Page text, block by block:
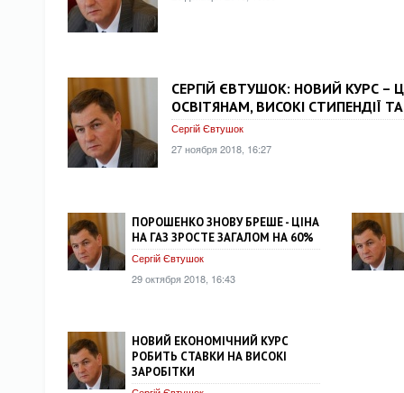
СЕРГІЙ ЄВТУШОК: НОВИЙ КУРС –
ОСВІТЯНАМ, ВИСОКІ СТИПЕНДІЇ
Сергій Євтушок
27 ноября 2018, 16:27
ПОРОШЕНКО ЗНОВУ БРЕШЕ - ЦІНА
НА ГАЗ ЗРОСТЕ ЗАГАЛОМ НА 60%
Сергій Євтушок
29 октября 2018, 16:43
НОВИЙ ЕКОНОМІЧНИЙ КУРС
РОБИТЬ СТАВКИ НА ВИСОКІ
ЗАРОБІТКИ